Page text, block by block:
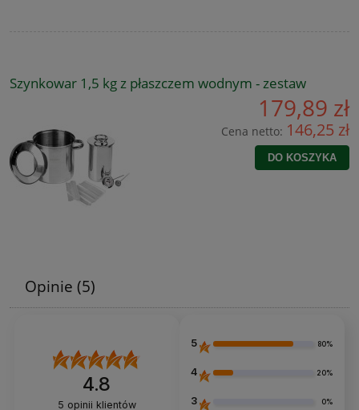
Szynkowar 1,5 kg z płaszczem wodnym - zestaw
179,89 zł
Cena netto: 146,25 zł
DO KOSZYKA
Opinie (5)
4.8
5 opinii klientów
5 80%
4 20%
3 0%